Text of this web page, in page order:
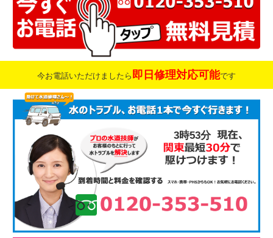
今お電話いただけましたら 即日修理対応可能です
3時53分